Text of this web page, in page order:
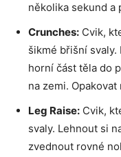
několika sekund a
Crunches: Cvik,
šikmé břišní svaly.
horní část těla do
na zemi.
Leg Raise: Cvik,
svaly. Lehnout si
zvednout rovné